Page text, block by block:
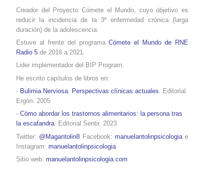
Creador del Proyecto Cómete el Mundo, cuyo objetivo es
reducir la incidencia de la 3ª enfermedad crónica (larga
duración) de la adolescencia.
Estuve al frente del programaCómete el Mundo de RNE
Radio 5 de 2016 a 2021.
Lider implementador del BIP Program.
He escrito capítulos de libros en:
- Bulimia Nerviosa. Perspectivas clínicas actuales. Editorial
Ergón. 2005
- Cómo abordar los trastornos alimentarios: la persona tras
la escafandra. Editorial Sentir. 2023
Twitter: @Magantolin8 Facebook: manuelantolinpsicologia e
Instagram: manuelantolinpsicologia
Sitio web: manuelantolinpsicologia.com